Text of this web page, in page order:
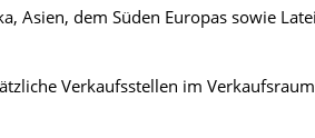
Asien, dem Süden Europas sowie
Verkaufsstellen im